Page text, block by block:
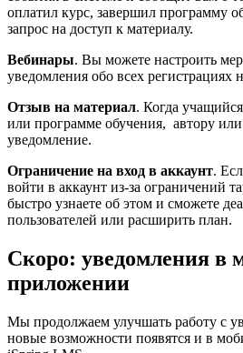
оплатил курс, завершил программу
запрос на доступ к материалу.
Вебинары. Вы можете настроить
уведомления обо всех регистрациях
Отзыв на материал. Когда
или программе обучения, автору
уведомление.
Ограничение на вход в аккаунт.
войти в аккаунт из-за ограничений
быстро узнаете об этом и сможете
пользователей или расширить план.
Скоро: уведомления в
приложении
Мы продолжаем улучшать работу с
новые возможности появятся и в